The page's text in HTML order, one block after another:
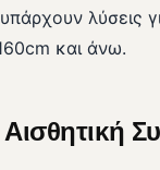
λύσεις
και άνω.